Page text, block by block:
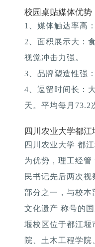
校园桌贴媒体优势
1、媒体触达率高
2、面积展示大：
视觉冲击力强。
3、品牌塑造性强
4、逗留时间长：
天。平均每月73.2
四川农业大学都
四川农业大学 都
为优势，理工经管
民书记先后两次
部分之一，与校本
文化遗产 称号的
堰校区位于都江堰
院、土木工程学